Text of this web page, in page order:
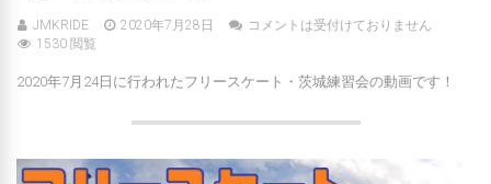
JMKRIDE 2020年7月28日
コメントは受付けておりません
1530 閲覧
2020年7月24日に行われたフリースケート・茨城練習会の動画です！